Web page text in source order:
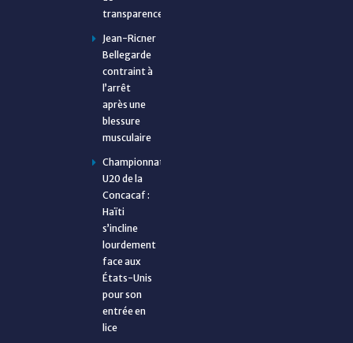
transparence
Jean-Ricner
Bellegarde
contraint à
l’arrêt
après une
blessure
musculaire
Championnat
U20 de la
Concacaf :
Haïti
s’incline
lourdement
face aux
États-Unis
pour son
entrée en
lice